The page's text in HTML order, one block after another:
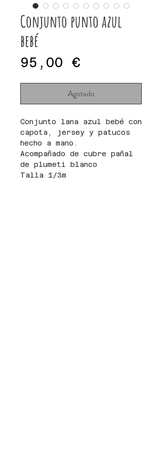
Conjunto punto azul
bebé
95,00 €
Agotado
Conjunto lana azul bebé con
capota, jersey y patucos
hecho a mano.
Acompañado de cubre pañal
de plumeti blanco
Talla 1/3m